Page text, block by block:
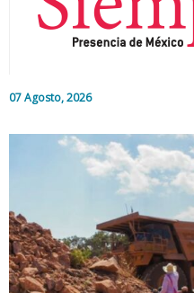
07 Agosto, 2026
Editorial
Colaboradores